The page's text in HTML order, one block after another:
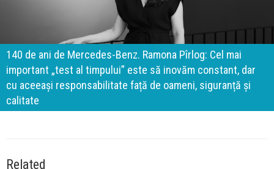
140 de ani de Mercedes-Benz. Ramona Pîrlog: Cel mai
important „test al timpului” este să inovăm constant, dar
cu aceeași responsabilitate față de oameni, siguranță și
calitate
Related